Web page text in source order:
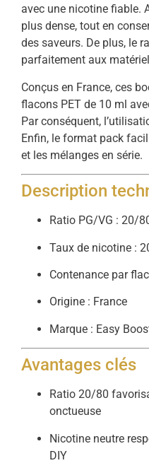
avec une nicotine fiable.
plus dense, tout en
des saveurs. De plus, le
parfaitement aux
Conçus en France, ces
flacons PET de 10 ml
Par conséquent,
Enfin, le format pack
et les mélanges en série.
Description
Ratio PG/VG : 20/
Taux de nicotine :
Contenance par
Origine : France
Marque : Easy
Avantages clés
Ratio 20/80
onctueuse
Nicotine neutre
DIY